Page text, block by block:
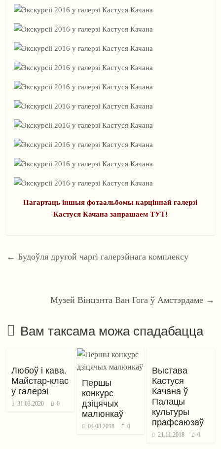
Пагартаць іншыя фотаальбомы карціннай галерэі
Кастуся Качана запрашаем ТУТ!
← Будоўля другой чаргі галерэйнага комплексу
Музей Вінцэнта Ван Гога ў Амстэрдаме →
Вам таксама можа спадабацца
Любоў і кава.
Майстар-клас
у галерэі
31.03.2020 0
Першы
конкурс
дзіцячых
малюнкаў
04.08.2018 0
Выстава
Кастуся
Качана ў
Палацы
культуры
прафсаюзаў
21.11.2018 0